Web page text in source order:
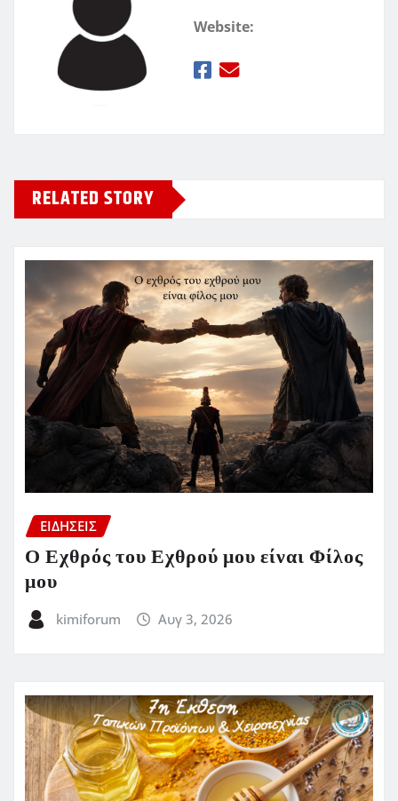
Website:
RELATED STORY
ΕΙΔΗΣΕΙΣ
Ο Εχθρός του Εχθρού μου είναι Φίλος
μου
kimiforum Αυγ 3, 2026